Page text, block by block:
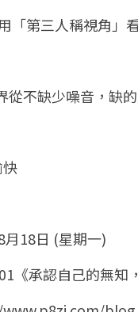
「第三人稱視角」
從不缺少噪音，缺
月18日 (星期一)
《承認自己的無知